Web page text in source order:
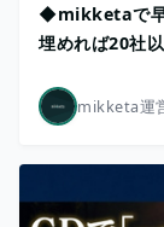
◆mikketaで早
埋めれば20社
mikketa運